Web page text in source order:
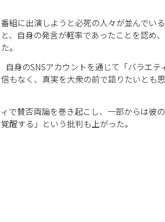
組に出演しようと必死の人々が並んでい
、自身の発言が軽率であったことを認め
。
自身のSNSアカウントを通じて「バラエ
もなく、真実を大衆の前で語りたいとも
で賛否両論を巻き起こし、一部からは彼
醒する」という批判も上がった。